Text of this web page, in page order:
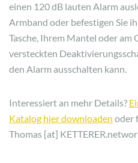
einen 120 dB lauten Alarm
Armband oder befestigen Sie
Tasche, Ihrem Mantel oder am
versteckten
den Alarm ausschalten kann.
Interessiert an mehr Details?
Katalog hier downloaden oder
Thomas [at]